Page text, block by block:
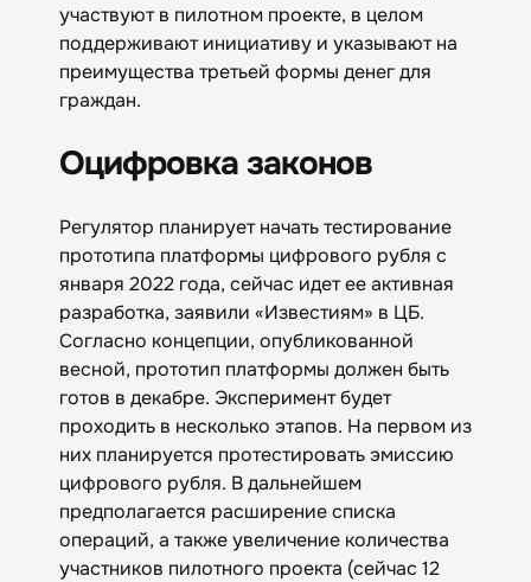
участвуют в пилотном проекте, в целом
поддерживают инициативу и указывают на
преимущества третьей формы денег для
граждан.
Оцифровка законов
Регулятор планирует начать тестирование
прототипа платформы цифрового рубля с
января 2022 года, сейчас идет ее активная
разработка, заявили «Известиям» в ЦБ.
Согласно концепции, опубликованной
весной, прототип платформы должен быть
готов в декабре. Эксперимент будет
проходить в несколько этапов. На первом из
них планируется протестировать эмиссию
цифрового рубля. В дальнейшем
предполагается расширение списка
операций, а также увеличение количества
участников пилотного проекта (сейчас 12